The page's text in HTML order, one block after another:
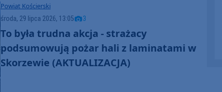
Powiat Kościerski
środa, 29 lipca 2026, 13:05 3
To była trudna akcja - strażacy
podsumowują pożar hali z laminatami w
Skorzewie (AKTUALIZACJA)